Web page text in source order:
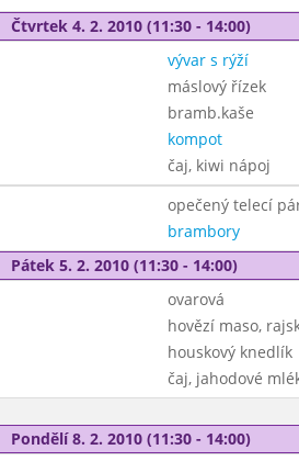
Čtvrtek 4. 2. 2010 (11:30 - 14:00)
vývar s rýží
máslový řízek
bramb.kaše
kompot
čaj, kiwi nápoj
opečený telecí
brambory
Pátek 5. 2. 2010 (11:30 - 14:00)
ovarová
hovězí maso,
houskový knedlík
čaj, jahodové
Pondělí 8. 2. 2010 (11:30 - 14:00)